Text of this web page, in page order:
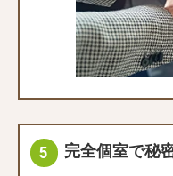
完全個室で秘